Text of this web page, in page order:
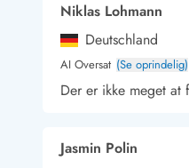
Sejlads langs Vestkysten
Kulturaktiviteter
Historiske museer
Kunstmuseer
Kunsthåndværk og gallerier
Sandskulpturfestival
Niklas Lohmann
Deutschland
AI Oversat (Se oprindelig)
Der er ikke meget
Jasmin Polin